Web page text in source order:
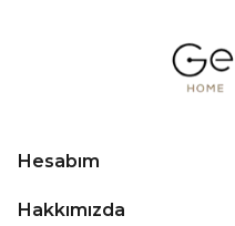
Hesabım
Hakkımızda